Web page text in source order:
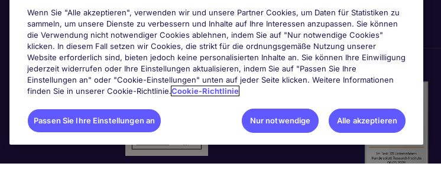
Einstellungen an
Awards & Zertifizierungen
Wenn Sie "Alle akzeptieren", verwenden wir und unsere Partner Cookies, um Daten für Statistiken zu
sammeln, um unsere Dienste zu verbessern und Inhalte auf Ihre Interessen anzupassen. Sie können
die Verwendung nicht notwendiger Cookies ablehnen, indem Sie auf "Nur notwendige Cookies"
klicken. In diesem Fall setzen wir Cookies, die strikt für die ordnungsgemäße Nutzung unserer
Website erforderlich sind, bieten jedoch keine personalisierten Inhalte an. Sie können Ihre Einwilligung
jederzeit widerrufen oder Ihre Einstellungen aktualisieren, indem Sie auf "Passen Sie Ihre
Einstellungen an" oder "Cookie-Einstellungen" unten auf jeder Seite klicken. Weitere Informationen
finden Sie in unserer Cookie-Richtlinie.Cookie-Richtlinie
Passen Sie Ihre Einstellungen an Nur notwendige Alle akzeptieren